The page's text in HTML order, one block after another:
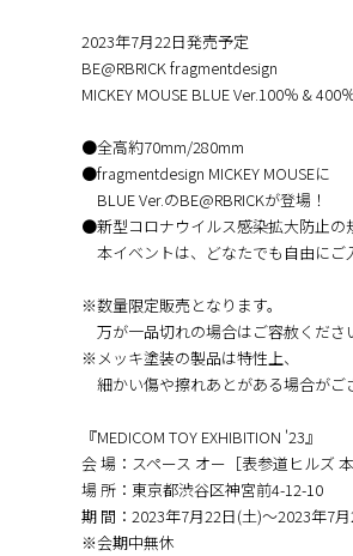
2023年7月22日発売予定
BE@RBRICK fragmentdesign
MICKEY MOUSE BLUE Ver.100％ & 400
●全高約70mm/280mm
●fragmentdesign MICKEY MOUSEに
BLUE Ver.のBE@RBRICKが登場！
●新型コロナウイルス感染拡大防止の
本イベントは、どなたでも自由にご
※数量限定販売となります。
万が一品切れの場合はご容赦くださ
※メッキ塗装の製品は特性上、
細かい傷や擦れあとがある場合がご
『MEDICOM TOY EXHIBITION '23』
会 場：スペース オー［表参道ヒルズ 本
場 所：東京都渋谷区神宮前4-12-10
期 間：2023年7月22日(土)～2023年7
※会期中無休